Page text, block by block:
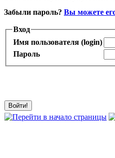
Забыли пароль? Вы можете
Вход
Имя пользователя (login)
Пароль